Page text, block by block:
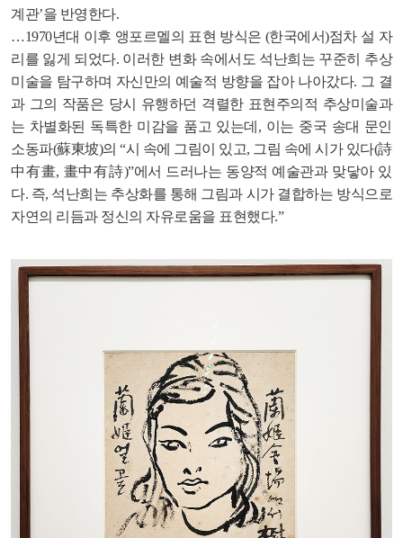
계관’을 반영한다.
…1970년대 이후 앵포르멜의 표현 방식은 (한국에서)점차 설 자
리를 잃게 되었다. 이러한 변화 속에서도 석난희는 꾸준히 추상
미술을 탐구하며 자신만의 예술적 방향을 잡아 나아갔다. 그 결
과 그의 작품은 당시 유행하던 격렬한 표현주의적 추상미술과
는 차별화된 독특한 미감을 품고 있는데, 이는 중국 송대 문인
소동파(蘇東坡)의 “시 속에 그림이 있고, 그림 속에 시가 있다(詩
中有畫, 畫中有詩)”에서 드러나는 동양적 예술관과 맞닿아 있
다. 즉, 석난희는 추상화를 통해 그림과 시가 결합하는 방식으로
자연의 리듬과 정신의 자유로움을 표현했다.”